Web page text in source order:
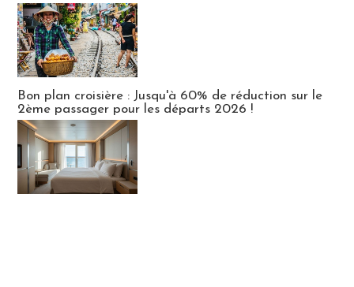
Bon plan croisière : Jusqu'à 60% de réduction sur le
2ème passager pour les départs 2026 !